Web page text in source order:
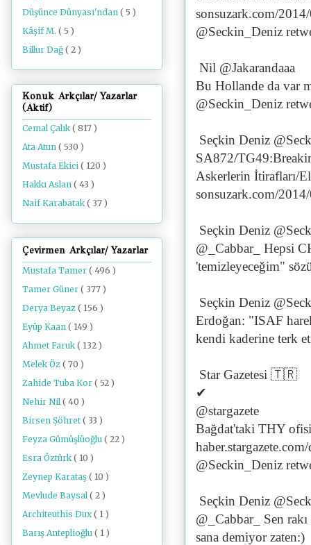
sonsuzark.com/
@Seckin_Deniz
Nil @Jakarandaaa
Bu Hollande da var
@Seckin_Deniz
Seçkin Deniz
SA872/
Askerlerin İtirafları/
sonsuzark.com/
Seçkin Deniz
@_Cabbar_ Hepsi
'temizleyeceğim"
Seçkin Deniz
Erdoğan: "ISAF
kendi kaderine terk
Star Gazetesi 🇹🇷
✔
@stargazete
Bağdat'taki THY
@Seckin_Deniz
Seçkin Deniz
@_Cabbar_ Sen
sana demiyor zaten:)
Düşünce Dünyası'ndan ( 5 )
Kâşif M. ( 5 )
Billur Dağ ( 2 )
Konuk Arkçılar/ Yazarlar
(Aktif)
Cemal Çalık( 817 )
Ata Atun ( 530 )
Mustafa Ekici ( 120 )
Hakkı Aslan ( 43 )
Naif Karabatak( 37 )
Çevirmen Arkçılar/ Yazarlar
Mustafa Tamer ( 496 )
Tamer Güner ( 377 )
Derya Beyaz ( 156 )
Eyüp Kaan ( 149 )
Ahmet Faruk ( 132 )
Melek Öz ( 70 )
Zahide Tuba Kor ( 52 )
Nehir Nil ( 40 )
Birsen Şöhret ( 33 )
Feyza Gümüşlüoğlu ( 22 )
Esra Öztürk ( 10 )
Zeynep Karataş ( 10 )
Mevlude Baysal ( 2 )
Architeuthis Dux ( 1 )
Barış Anteplioğlu ( 1 )